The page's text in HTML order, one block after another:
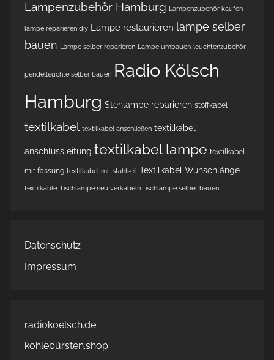
Lampenzubehör Hamburg Lampenzubehör kaufen
lampe reparieren diy Lampe restaurieren lampe selber
bauen Lampe selber reparieren Lampe umbauen leuchtenzubehör
pendelleuchte selber bauen Radio Kölsch
Hamburg Stehlampe reparieren stoffkabel
textilkabel textilkabel anschließen textilkabel
anschlussleitung textilkabel lampe textilkabel
mit fassung textilkabel mit stahlseil Textilkabel Wunschlänge
textilkable Tischlampe neu verkabeln tischlampe selber bauen
Datenschutz
Impressum
radiokoelsch.de
kohlebürsten.shop